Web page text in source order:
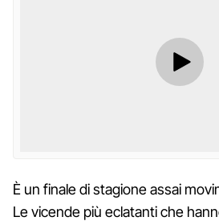
È un finale di stagione assai
Le vicende più eclatanti che